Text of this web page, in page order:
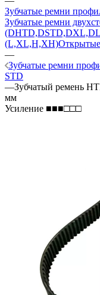
Зубчатые ремни
Зубчатые ремни
(L,XL,H,XH)
—
Зубчатые ремни
STD
—Зубчатый ремень
мм
Усиление ■■■□□□